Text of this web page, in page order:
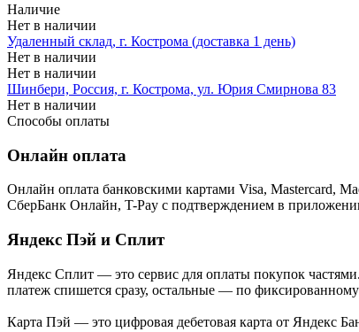
Наличие
Нет в наличии
Удаленный склад, г. Кострома (доставка 1 день)
Нет в наличии
Нет в наличии
Шинбери, Россия, г. Кострома, ул. Юрия Смирнова 83
Нет в наличии
Способы оплаты
Онлайн оплата
Онлайн оплата банковскими картами Visa, Mastercard,
СберБанк Онлайн, T-Pay с подтверждением в
Яндекс Пэй и Сплит
Яндекс Cплит — это сервис для оплаты покупок
платеж спишется сразу, остальные — по
Карта Пэй — это цифровая дебетовая карта от Яндекс